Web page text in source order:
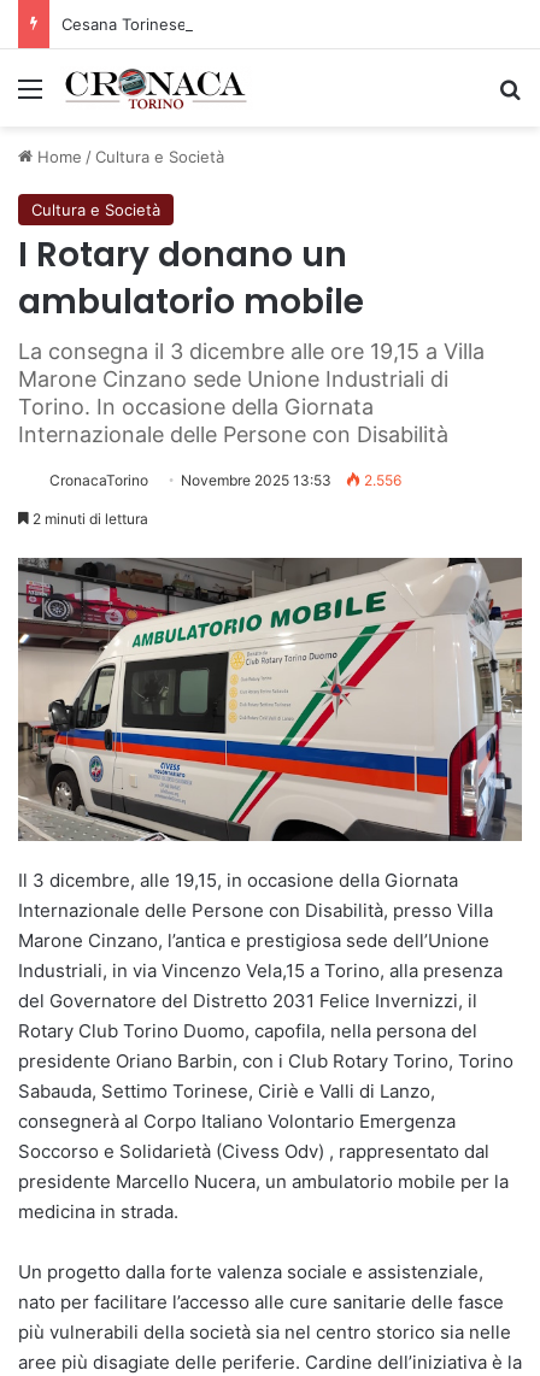
Menu
Home /Cultura e Società
Cultura e Società
I Rotary donano un
ambulatorio mobile
La consegna il 3 dicembre alle ore 19,15 a Villa
Marone Cinzano sede Unione Industriali di
Torino. In occasione della Giornata
Internazionale delle Persone con Disabilità
CronacaTorino Novembre 2025 13:53 2.556
2 minuti di lettura
Il 3 dicembre, alle 19,15, in occasione della Giornata
Internazionale delle Persone con Disabilità, presso Villa
Marone Cinzano, l’antica e prestigiosa sede dell’Unione
Industriali, in via Vincenzo Vela,15 a Torino, alla presenza
del Governatore del Distretto 2031 Felice Invernizzi, il
Rotary Club Torino Duomo, capofila, nella persona del
presidente Oriano Barbin, con i Club Rotary Torino, Torino
Sabauda, Settimo Torinese, Ciriè e Valli di Lanzo,
consegnerà al Corpo Italiano Volontario Emergenza
Soccorso e Solidarietà (Civess Odv) , rappresentato dal
presidente Marcello Nucera, un ambulatorio mobile per la
medicina in strada.
Un progetto dalla forte valenza sociale e assistenziale,
nato per facilitare l’accesso alle cure sanitarie delle fasce
più vulnerabili della società sia nel centro storico sia nelle
aree più disagiate delle periferie. Cardine dell’iniziativa è la